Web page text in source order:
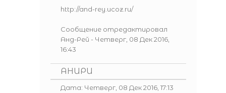
http://and-rey.ucoz.ru/
Сообщение отредактировал
Анд-Рей - Четверг, 08 Дек 2016,
16:43
АНИРИ
Дата: Четверг, 08 Дек 2016, 17:13